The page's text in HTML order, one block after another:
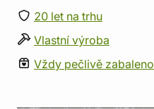
20 let na trhu
Vlastní výroba
Vždy pečlivě zabaleno